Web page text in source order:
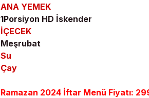
ANA YEMEK
1Porsiyon HD İskender
İÇECEK
Meşrubat
Su
Çay
Ramazan 2024 İftar Menü Fiyatı: